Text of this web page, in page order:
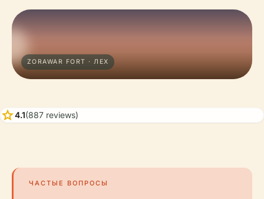
ZORAWAR FORT · ЛЕХ
star4.1(887 reviews)
ЧАСТЫЕ ВОПРОСЫ